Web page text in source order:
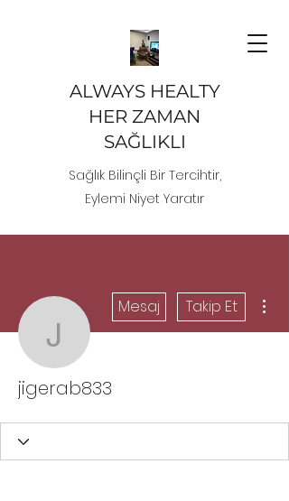
ALWAYS HEALTY
HER ZAMAN
SAĞLIKLI
Sağlık Bilinçli Bir Tercihtir,
Eylemi Niyet Yaratır
jigerab833
Mesaj Takip Et
jigerab833